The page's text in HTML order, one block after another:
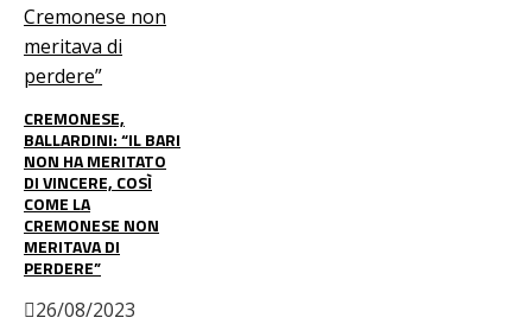
CREMONESE,
BALLARDINI: “IL BARI
NON HA MERITATO
DI VINCERE, COSÌ
COME LA
CREMONESE NON
MERITAVA DI
PERDERE”
26/08/2023